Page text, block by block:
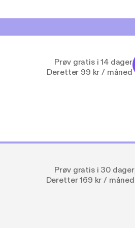
Prøv gratis i 14 dager
Deretter 99 kr / måned
Prøv gratis i 30 dager
Deretter 169 kr / måned